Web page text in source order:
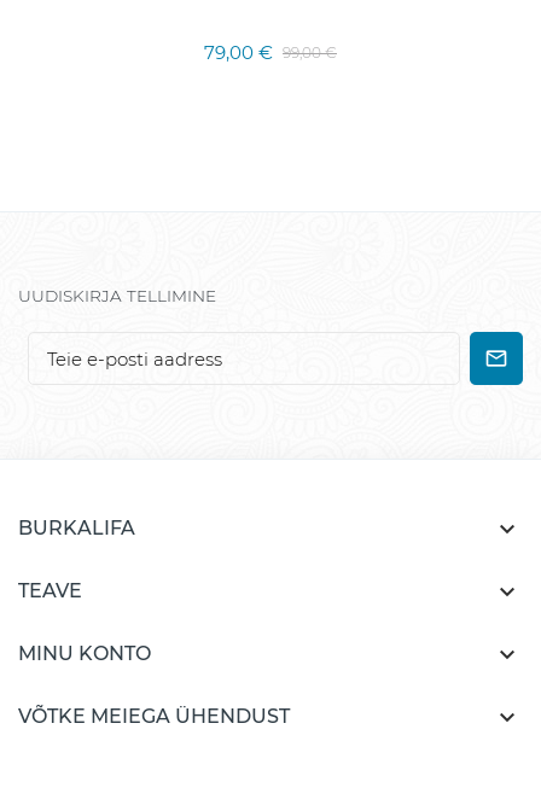
79,00 € 99,00 €
UUDISKIRJA TELLIMINE
BURKALIFA 
TEAVE 
MINU KONTO 
VÕTKE MEIEGA ÜHENDUST 